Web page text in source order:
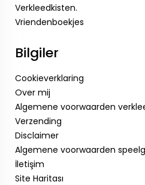
Verkleedkisten.
Vriendenboekjes
Bilgiler
Cookieverklaring
Over mij
Algemene voorwaarden
Verzending
Disclaimer
Algemene voorwaarden
İletişim
Site Haritası